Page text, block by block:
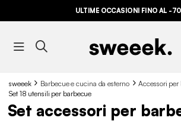
ULTIME OCCASIONI FINO AL -
sweeek Barbecue e cucina da esterno
Accessori
Set 18 utensili per barbecue
Set accessori per